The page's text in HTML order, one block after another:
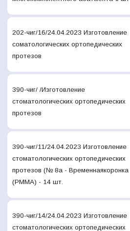
202-чиг/16/24.04.2023 Изготовление
соматологических ортопедических
протезов
390-чиг/ /Изготовление
стоматологических ортопедических
протезов
390-чиг/11/24.04.2023 Изготовление
стоматологических ортопедических
протезов (№ 8а - Временнаякоронка
(РММА) - 14 шт.
390-чиг/14/24.04.2023 Изготовление
стоматологических ортопедических